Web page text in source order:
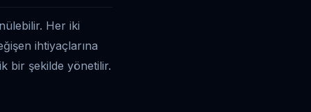
Her iki
ihtiyaçlarına
bir şekilde yönetilir.